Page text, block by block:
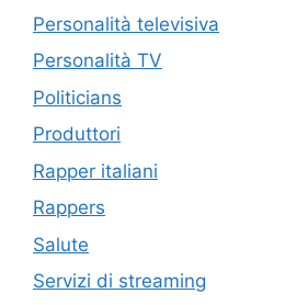
Personalità televisiva
Personalità TV
Politicians
Produttori
Rapper italiani
Rappers
Salute
Servizi di streaming